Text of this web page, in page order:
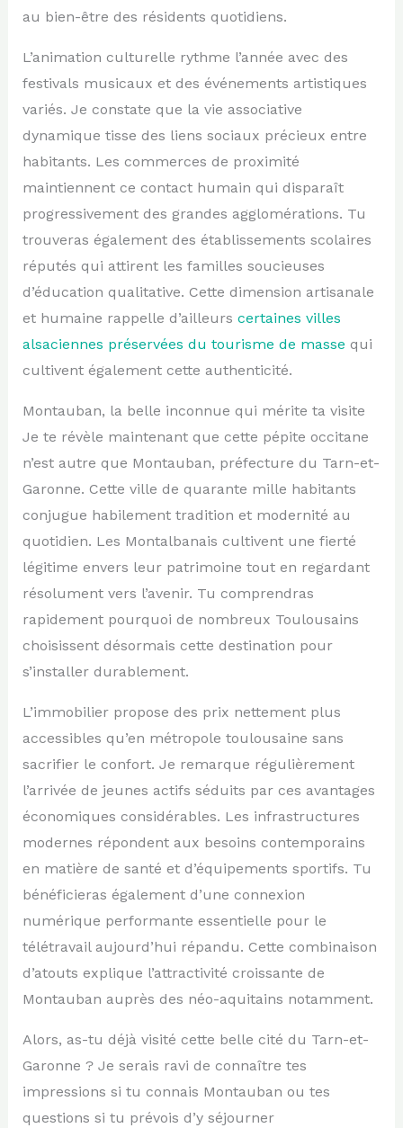
au bien-être des résidents quotidiens.
L’animation culturelle rythme l’année avec des
festivals musicaux et des événements artistiques
variés. Je constate que la vie associative
dynamique tisse des liens sociaux précieux entre
habitants. Les commerces de proximité
maintiennent ce contact humain qui disparaît
progressivement des grandes agglomérations. Tu
trouveras également des établissements scolaires
réputés qui attirent les familles soucieuses
d’éducation qualitative. Cette dimension artisanale
et humaine rappelle d’ailleurs certaines villes
alsaciennes préservées du tourisme de masse qui
cultivent également cette authenticité.
Montauban, la belle inconnue qui mérite ta visite
Je te révèle maintenant que cette pépite occitane
n’est autre que Montauban, préfecture du Tarn-et-
Garonne. Cette ville de quarante mille habitants
conjugue habilement tradition et modernité au
quotidien. Les Montalbanais cultivent une fierté
légitime envers leur patrimoine tout en regardant
résolument vers l’avenir. Tu comprendras
rapidement pourquoi de nombreux Toulousains
choisissent désormais cette destination pour
s’installer durablement.
L’immobilier propose des prix nettement plus
accessibles qu’en métropole toulousaine sans
sacrifier le confort. Je remarque régulièrement
l’arrivée de jeunes actifs séduits par ces avantages
économiques considérables. Les infrastructures
modernes répondent aux besoins contemporains
en matière de santé et d’équipements sportifs. Tu
bénéficieras également d’une connexion
numérique performante essentielle pour le
télétravail aujourd’hui répandu. Cette combinaison
d’atouts explique l’attractivité croissante de
Montauban auprès des néo-aquitains notamment.
Alors, as-tu déjà visité cette belle cité du Tarn-et-
Garonne ? Je serais ravi de connaître tes
impressions si tu connais Montauban ou tes
questions si tu prévois d’y séjourner